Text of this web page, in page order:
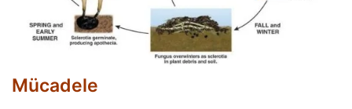
Mücadele